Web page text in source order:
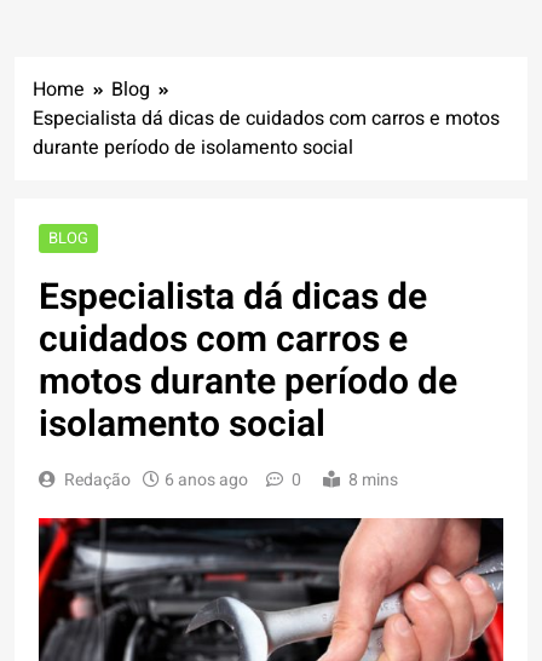
Home
Blog
Especialista dá dicas de cuidados com carros e motos
durante período de isolamento social
BLOG
Especialista dá dicas de
cuidados com carros e
motos durante período de
isolamento social
Redação 6 anos ago 0 8 mins